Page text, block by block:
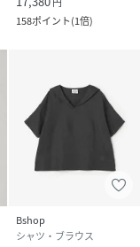
158ポイント(1倍)
Bshop
シャツ・ブラウス